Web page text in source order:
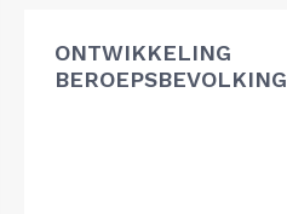
ONTWIKKELING
BEROEPSBEVOLKING